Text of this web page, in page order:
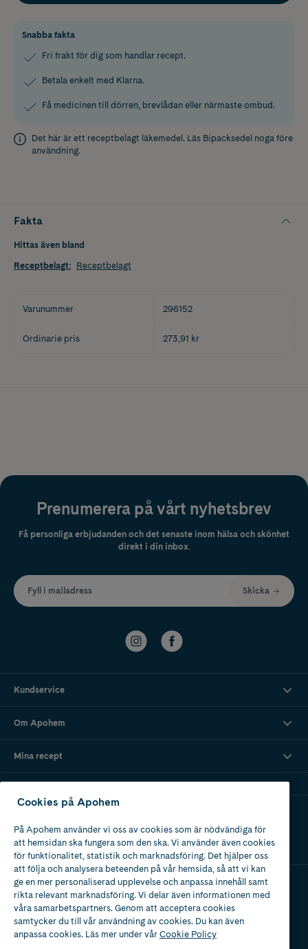
Snabba fakta
Fri frakt för dig som handlar recept.
Betala enkelt med Klarna.
Få medicinen till dörren, brevlådan eller närmaste ombud.
Det här är ett receptbelagt läkemedel. Läs Bipacksedel noga före
användning.
Fakta
Hittas även bland
Receptbelagt: Receptbelagt
Varunummer 296152
Ordinarie pris 273,91 kr
Prenumerera på vårt nyhetsbrev
Få personliga erbjudanden och det senaste inom hälsa och skönhet
direkt i din inbox.
Fyll i mailadress Skicka
Kundservice
Om Apohem
Mina recept
Apotek med tillstånd
av Läkemedelsverket
Cookies på Apohem
På Apohem använder vi oss av cookies som är nödvändiga för
att hemsidan ska fungera som den ska. Vi använder även cookies
för funktionalitet, statistik och marknadsföring. Det hjälper oss
att följa och analysera beteenden på vår hemsida, så att vi kan
ge en mer personaliserad upplevelse och anpassa innehåll samt
rikta relevant marknadsföring. Vi delar även informationen med
våra samarbetspartners. Genom att acceptera cookies
samtycker du till vår användning av cookies. Du kan även
anpassa cookies. Läs mer under vårCookie Policy